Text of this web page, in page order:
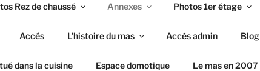
Rez de chaussé Annexes Photos 1er étage
Accés L’histoire du mas Accés admin Blog
dans la cuisine Espace domotique Le mas en 2007